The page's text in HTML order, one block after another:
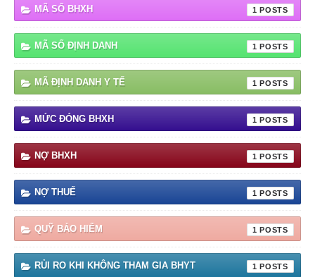
MÃ SỐ BHXH 1
MÃ SỐ ĐỊNH DANH 1
MÃ ĐỊNH DANH Y TẾ 1
MỨC ĐÓNG BHXH 1
NỢ BHXH 1
NỢ THUẾ 1
QUỸ BẢO HIỂM 1
RỦI RO KHI KHÔNG THAM GIA BHYT 1